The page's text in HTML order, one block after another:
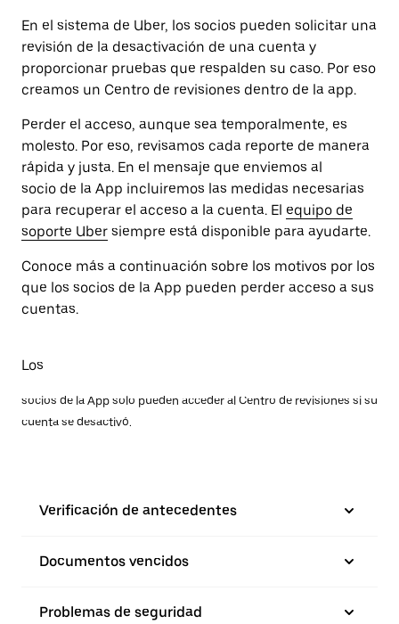
En el sistema de Uber, los socios pueden solicitar una
revisión de la desactivación de una cuenta y
proporcionar pruebas que respalden su caso. Por eso
creamos un Centro de revisiones dentro de la app.
Perder el acceso, aunque sea temporalmente, es
molesto. Por eso, revisamos cada reporte de manera
rápida y justa. En el mensaje que enviemos al
socio de la App incluiremos las medidas necesarias
para recuperar el acceso a la cuenta. El equipo de
soporte Uber siempre está disponible para ayudarte.
Conoce más a continuación sobre los motivos por los
que los socios de la App pueden perder acceso a sus
cuentas.
Los
socios de la App solo pueden acceder al Centro de revisiones si su
cuenta se desactivó.
Verificación de antecedentes
Documentos vencidos
Problemas de seguridad